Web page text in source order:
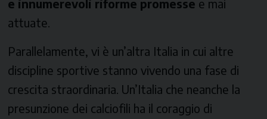
e innumerevoli riforme promesse e mai
attuate.
Parallelamente, vi è un’altra Italia in cui altre
discipline sportive stanno vivendo una fase di
crescita straordinaria. Un’Italia che neanche la
presunzione dei calciofili ha il coraggio di